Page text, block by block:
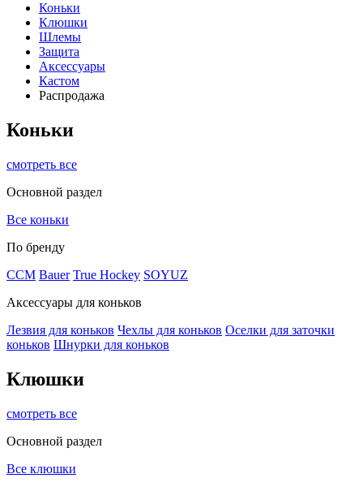
Коньки
Клюшки
Шлемы
Защита
Аксессуары
Кастом
Распродажа
Коньки
смотреть все
Основной раздел
Все коньки
По бренду
ССМ Bauer True Hockey SOYUZ
Аксессуары для коньков
Лезвия для коньков Чехлы для коньков Оселки для заточки
коньков Шнурки для коньков
Клюшки
смотреть все
Основной раздел
Все клюшки